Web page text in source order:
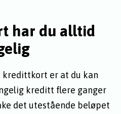
har du alltid
er at du kan
kreditt flere ganger
det utestående beløpet